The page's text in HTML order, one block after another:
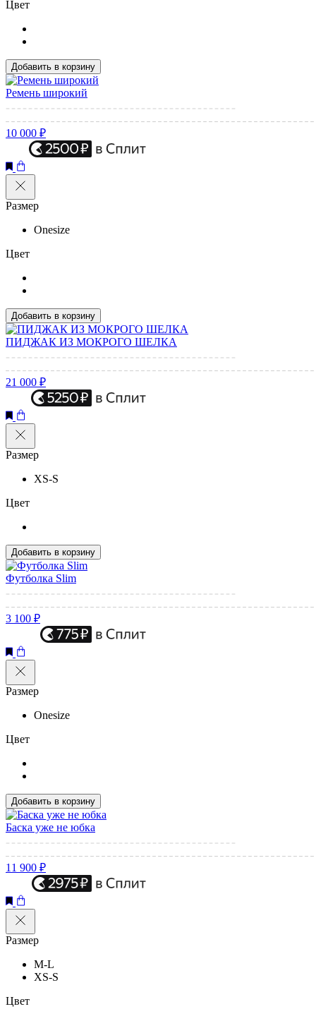
Цвет
Добавить в корзину
Ремень широкий
10 000 ₽
Размер
Onesize
Цвет
Добавить в корзину
ПИДЖАК ИЗ МОКРОГО ШЕЛКА
21 000 ₽
Размер
XS-S
Цвет
Добавить в корзину
Футболка Slim
3 100 ₽
Размер
Onesize
Цвет
Добавить в корзину
Баска уже не юбка
11 900 ₽
Размер
M-L
XS-S
Цвет